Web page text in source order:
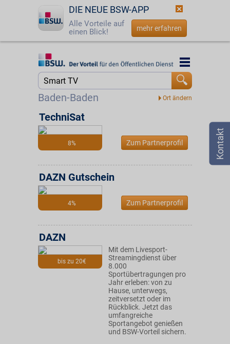
DIE NEUE BSW-APP
Alle Vorteile auf
einen Blick!
mehr erfahren
Startseite
Login
☎ 0800 - 279 25 82
Baden-Baden
Startseite
8%
TechniSat
Zum Partnerprofil
4%
DAZN Gutschein
Zum Partnerprofil
bis zu 20€
DAZN
Mit dem Livesport-
Streamingdienst über
8.000
Sportübertragungen pro
Jahr erleben: von zu
Hause, unterwegs,
zeitversetzt oder im
Rückblick. Jetzt das
umfangreiche
Sportangebot genießen
und BSW-Vorteil sichern.